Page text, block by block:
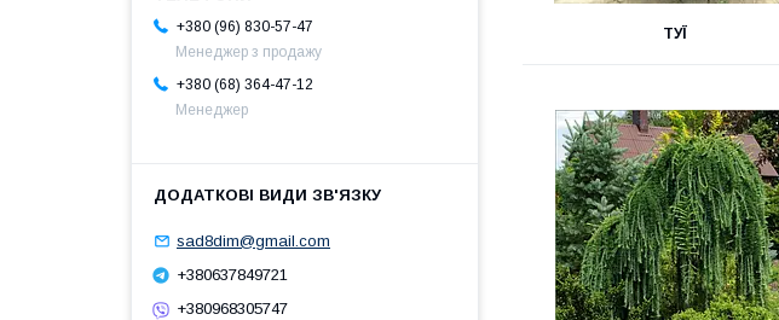
ТУЇ
+380 (96) 830-57-47
Менеджер з продажу
+380 (68) 364-47-12
Менеджер
sad8dim@gmail.com
+380637849721
+380968305747